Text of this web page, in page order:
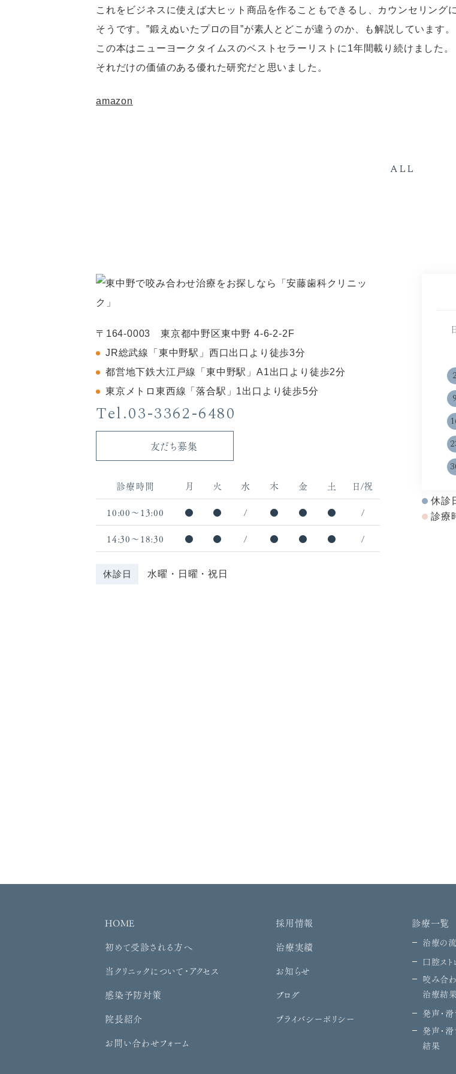
これをビジネスに使えば大ヒット商品を作ることもできるし、カウンセリング
そうです。”鍛えぬいたプロの目”が素人とどこが違うのか、も解説しています。
この本はニューヨークタイムスのベストセラーリストに1年間載り続けました。
それだけの価値のある優れた研究だと思いました。
amazon
ALL
〒164-0003 東京都中野区東中野 4-6-2-2F
JR総武線「東中野駅」西口出口より徒歩3分
都営地下鉄大江戸線「東中野駅」A1出口より徒歩2分
東京メトロ東西線「落合駅」1出口より徒歩5分
Tel.03-3362-6480
友だち募集
診療時間 月 火 水 木 金 土
日/祝
10:00〜13:00
● ● / ● ● ●
/
14:30〜18:30
● ● / ● ● ● /
休診日 水曜・日曜・祝日
2
9
休診
診療
HOME
初めて受診される方へ
当クリニックについて・アクセス
感染予防対策
院長紹介
お問い合わせフォーム
採用情報
治療実績
お知らせ
ブログ
プライバシーポリシー
診療一覧
治療の
口腔ス
咬み合
治療結果
発声・
発声・
結果